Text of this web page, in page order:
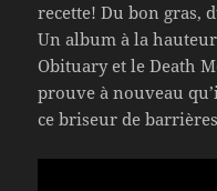
recette! Du bon gras,
Un album à la
Obituary et le Death
prouve à nouveau
ce briseur de